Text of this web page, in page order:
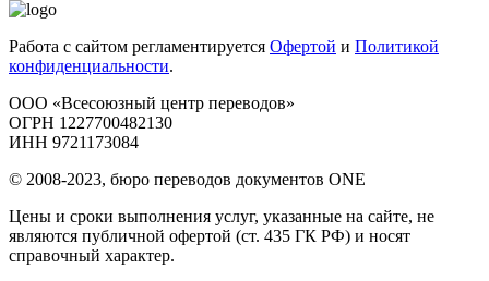
Работа с сайтом регламентируется Офертой и Политикой
конфиденциальности.
ООО «Всесоюзный центр переводов»
ОГРН 1227700482130
ИНН 9721173084
© 2008-2023, бюро переводов документов ONE
Цены и сроки выполнения услуг, указанные на сайте, не
являются публичной офертой (ст. 435 ГК РФ) и носят
справочный характер.